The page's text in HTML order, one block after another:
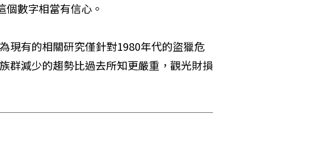
數字相當有信心。
現有的相關研究僅針對1980年代的盜獵危
群減少的趨勢比過去所知更嚴重，觀光財損